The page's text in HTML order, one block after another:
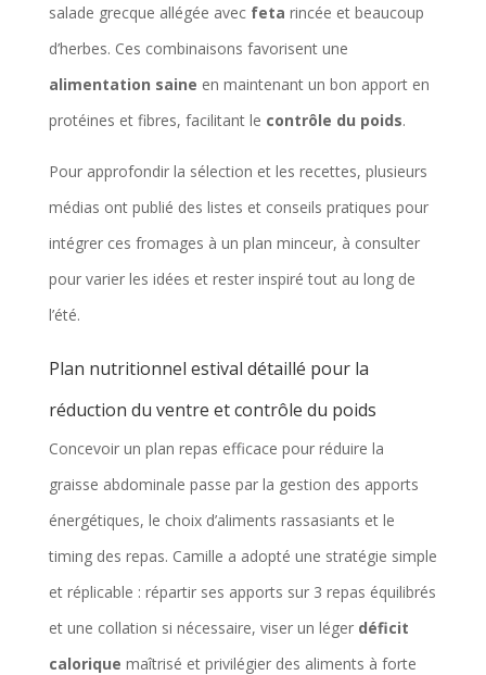
salade grecque allégée avec feta rincée et beaucoup
d’herbes. Ces combinaisons favorisent une
alimentation saine en maintenant un bon apport en
protéines et fibres, facilitant le contrôle du poids.
Pour approfondir la sélection et les recettes, plusieurs
médias ont publié des listes et conseils pratiques pour
intégrer ces fromages à un plan minceur, à consulter
pour varier les idées et rester inspiré tout au long de
l’été.
Plan nutritionnel estival détaillé pour la
réduction du ventre et contrôle du poids
Concevoir un plan repas efficace pour réduire la
graisse abdominale passe par la gestion des apports
énergétiques, le choix d’aliments rassasiants et le
timing des repas. Camille a adopté une stratégie simple
et réplicable : répartir ses apports sur 3 repas équilibrés
et une collation si nécessaire, viser un léger déficit
calorique maîtrisé et privilégier des aliments à forte